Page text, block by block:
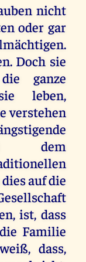
nicht
oder gar
Doch sie
ganze
leben,
verstehen
dem
auf die
ist, dass
Familie
dass,